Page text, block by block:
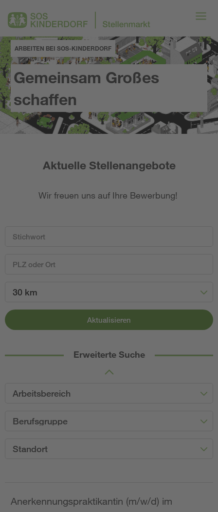
ARBEITEN BEI SOS-KINDERDORF
Gemeinsam Großes
schaffen
Aktuelle Stellenangebote
Wir freuen uns auf Ihre Bewerbung!
30 km
Aktualisieren
Erweiterte Suche
Arbeitsbereich
Berufsgruppe
Standort
Anerkennungspraktikantin (m/w/d) im